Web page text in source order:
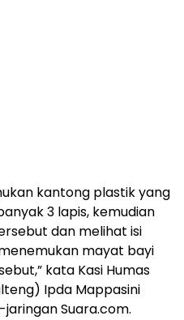
kantong plastik yang
3 lapis, kemudian
dan melihat isi
mayat bayi
kata Kasi Humas
Ipda Mappasini
Suara.com.